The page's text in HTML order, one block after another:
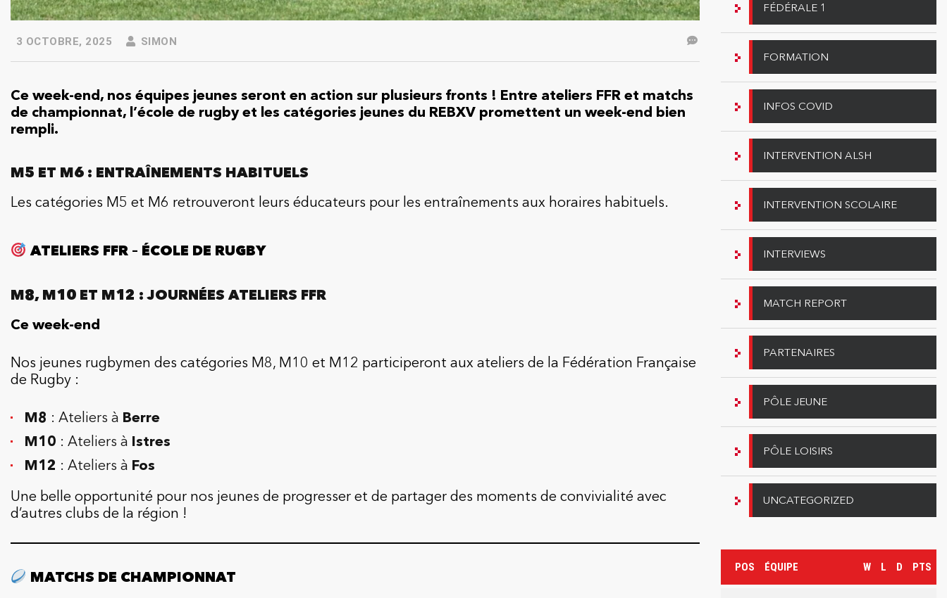
3 OCTOBRE, 2025 SIMON
Ce week-end, nos équipes jeunes seront en action sur plusieurs fronts ! Entre ateliers FFR et matchs
de championnat, l’école de rugby et les catégories jeunes du REBXV promettent un week-end bien
rempli.
M5 ET M6 : ENTRAÎNEMENTS HABITUELS
Les catégories M5 et M6 retrouveront leurs éducateurs pour les entraînements aux horaires habituels.
ATELIERS FFR – ÉCOLE DE RUGBY
M8, M10 ET M12 : JOURNÉES ATELIERS FFR
Ce week-end
Nos jeunes rugbymen des catégories M8, M10 et M12 participeront aux ateliers de la Fédération Française
de Rugby :
M8 : Ateliers à Berre
M10 : Ateliers à Istres
M12 : Ateliers à Fos
Une belle opportunité pour nos jeunes de progresser et de partager des moments de convivialité avec
d’autres clubs de la région !
MATCHS DE CHAMPIONNAT
FÉDÉRALE 1
FORMATION
INFOS COVID
INTERVENTION ALSH
INTERVENTION SCOLAIRE
INTERVIEWS
MATCH REPORT
PARTENAIRES
PÔLE JEUNE
PÔLE LOISIRS
UNCATEGORIZED
POS ÉQUIPE W L D PTS